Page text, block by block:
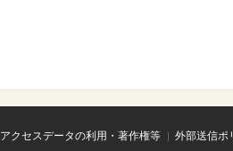
アクセスデータの利用・著作権等 外部送信ポ